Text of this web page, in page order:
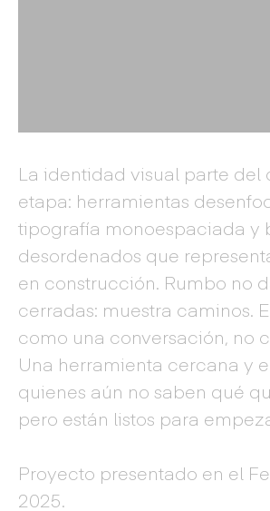
La identidad visual parte del
etapa: herramientas
tipografía monoespaciada y
desordenados que
en construcción. Rumbo no
cerradas: muestra caminos.
como una conversación, no
Una herramienta cercana y
quienes aún no saben qué
pero están listos para
Proyecto presentado en el
2025.